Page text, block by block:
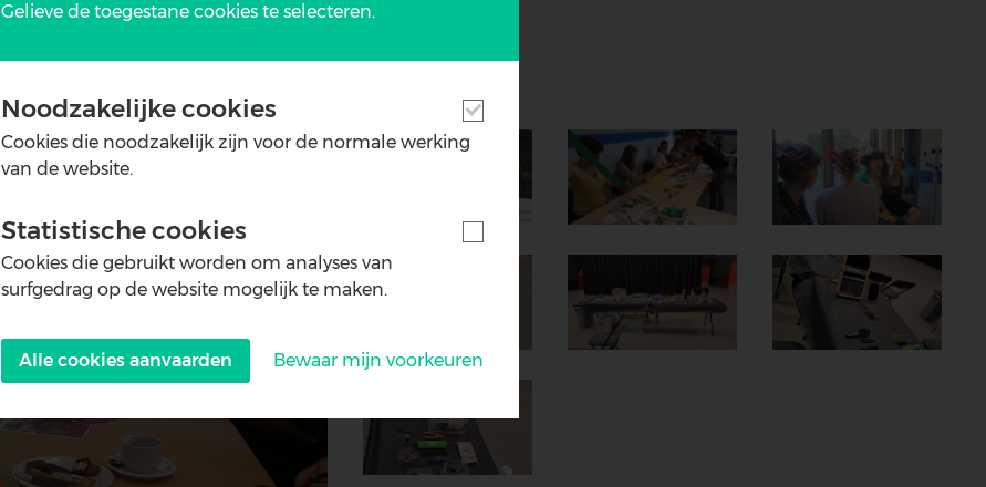
Geniet Maar Mee :)
Gelieve de toegestane cookies te selecteren.
Noodzakelijke cookies
Cookies die noodzakelijk zijn voor de normale werking
van de website.
Statistische cookies
Cookies die gebruikt worden om analyses van
surfgedrag op de website mogelijk te maken.
Alle cookies aanvaarden Bewaar mijn voorkeuren
consent